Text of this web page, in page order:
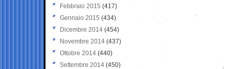
Febbraio 2015 (417)
Gennaio 2015 (434)
Dicembre 2014 (454)
Novembre 2014 (437)
Ottobre 2014 (440)
Settembre 2014 (450)